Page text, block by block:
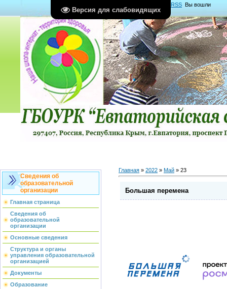
Версия для слабовидящих
RSS Вы вошли
какГость Группа "Гости"
Сведения об
образовательной
организации
Главная страница
Сведения об
образовательной
организации
Основные сведения
Структура и органы
управления образовательной
организацией
Документы
Образование
Главная » 2022 » Май » 23
Большая перемена